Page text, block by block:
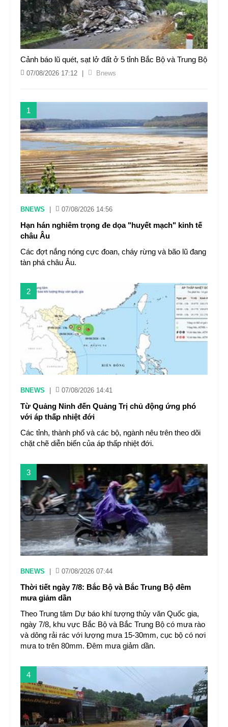
Cảnh báo lũ quét, sạt lở đất ở 5 tỉnh Bắc Bộ và Trung Bộ
07/08/2026 17:12 Bnews
1
BNEWS 07/08/2026 14:56
Hạn hán nghiêm trọng đe dọa "huyết mạch" kinh tế
châu Âu
Các đợt nắng nóng cực đoan, cháy rừng và bão lũ đang
tàn phá châu Âu.
2
BNEWS 07/08/2026 14:41
Từ Quảng Ninh đến Quảng Trị chủ động ứng phó
với áp thấp nhiệt đới
Các tỉnh, thành phố và các bộ, ngành nêu trên theo dõi
chặt chẽ diễn biến của áp thấp nhiệt đới.
3
BNEWS 07/08/2026 07:44
Thời tiết ngày 7/8: Bắc Bộ và Bắc Trung Bộ đêm
mưa giảm dần
Theo Trung tâm Dự báo khí tượng thủy văn Quốc gia,
ngày 7/8, khu vực Bắc Bộ và Bắc Trung Bộ có mưa rào
và dông rải rác với lượng mưa 15-30mm, cục bộ có nơi
mưa to trên 80mm. Đêm mưa giảm dần.
4